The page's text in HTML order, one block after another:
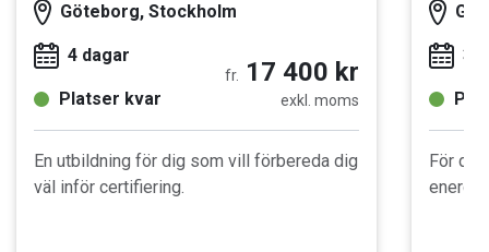
Göteborg, Stockholm
4 dagar
Platser kvar
fr. 17 400 kr
exkl. moms
En utbildning för dig som vill förbereda dig
väl inför certifiering.
3
För dig